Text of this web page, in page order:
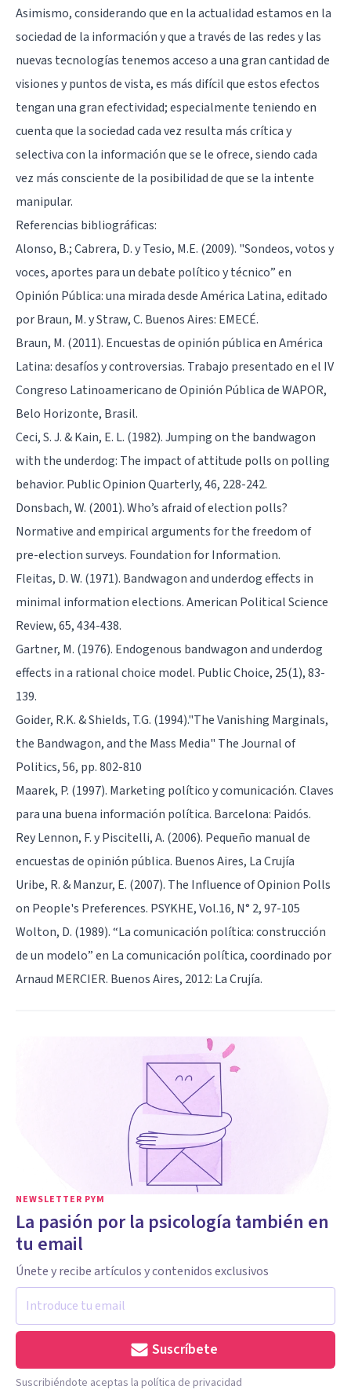
Asimismo, considerando que en la actualidad estamos en la
sociedad de la información y que a través de las redes y las
nuevas tecnologías tenemos acceso a una gran cantidad de
visiones y puntos de vista, es más difícil que estos efectos
tengan una gran efectividad; especialmente teniendo en
cuenta que la sociedad cada vez resulta más crítica y
selectiva con la información que se le ofrece, siendo cada
vez más consciente de la posibilidad de que se la intente
manipular.
Referencias bibliográficas:
Alonso, B.; Cabrera, D. y Tesio, M.E. (2009). "Sondeos, votos y
voces, aportes para un debate político y técnico” en
Opinión Pública: una mirada desde América Latina, editado
por Braun, M. y Straw, C. Buenos Aires: EMECÉ.
Braun, M. (2011). Encuestas de opinión pública en América
Latina: desafíos y controversias. Trabajo presentado en el IV
Congreso Latinoamericano de Opinión Pública de WAPOR,
Belo Horizonte, Brasil.
Ceci, S. J. & Kain, E. L. (1982). Jumping on the bandwagon
with the underdog: The impact of attitude polls on polling
behavior. Public Opinion Quarterly, 46, 228-242.
Donsbach, W. (2001). Who’s afraid of election polls?
Normative and empirical arguments for the freedom of
pre-election surveys. Foundation for Information.
Fleitas, D. W. (1971). Bandwagon and underdog effects in
minimal information elections. American Political Science
Review, 65, 434-438.
Gartner, M. (1976). Endogenous bandwagon and underdog
effects in a rational choice model. Public Choice, 25(1), 83-
139.
Goider, R.K. & Shields, T.G. (1994)."The Vanishing Marginals,
the Bandwagon, and the Mass Media" The Journal of
Politics, 56, pp. 802-810
Maarek, P. (1997). Marketing político y comunicación. Claves
para una buena información política. Barcelona: Paidós.
Rey Lennon, F. y Piscitelli, A. (2006). Pequeño manual de
encuestas de opinión pública. Buenos Aires, La Crujía
Uribe, R. & Manzur, E. (2007). The Influence of Opinion Polls
on People's Preferences. PSYKHE, Vol.16, N° 2, 97-105
Wolton, D. (1989). “La comunicación política: construcción
de un modelo” en La comunicación política, coordinado por
Arnaud MERCIER. Buenos Aires, 2012: La Crujía.
NEWSLETTER PYM
La pasión por la psicología también en
tu email
Únete y recibe artículos y contenidos exclusivos
Suscríbete
Suscribiéndote aceptas la política de privacidad